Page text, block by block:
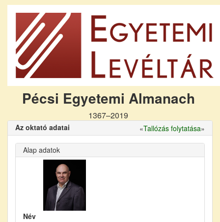
Pécsi Egyetemi Almanach
1367–2019
Az oktató adatai «Tallózás folytatása»
Alap adatok
Név